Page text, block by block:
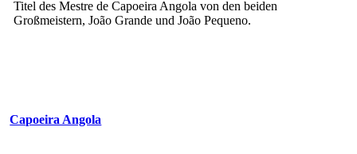
Titel des Mestre de Capoeira Angola von den beiden
Großmeistern, João Grande und João Pequeno.
Capoeira Angola